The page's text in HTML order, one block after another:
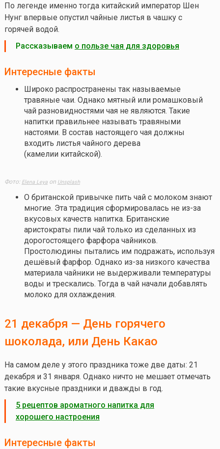
По легенде именно тогда китайский император Шен
Нунг впервые опустил чайные листья в чашку с
горячей водой.
Рассказываем о пользе чая для здоровья
Интересные факты
Широко распространены так называемые
травяные чаи. Однако мятный или ромашковый
чай разновидностями чая не являются. Такие
напитки правильнее называть травяными
настоями. В состав настоящего чая должны
входить листья чайного дерева
(камелии китайской).
Фото: Elena Leyaon Unsplash
О британской привычке пить чай с молоком знают
многие. Эта традиция сформировалась не из-за
вкусовых качеств напитка. Британские
аристократы пили чай только из сделанных из
дорогостоящего фарфора чайников.
Простолюдины пытались им подражать, используя
дешёвый фарфор. Однако из-за низкого качества
материала чайники не выдерживали температуры
воды и трескались. Тогда в чай начали добавлять
молоко для охлаждения.
21 декабря — День горячего
шоколада, или День Какао
На самом деле у этого праздника тоже две даты: 21
декабря и 31 января. Однако ничто не мешает отмечать
такие вкусные праздники и дважды в год.
5 рецептов ароматного напитка для
хорошего настроения
Интересные факты